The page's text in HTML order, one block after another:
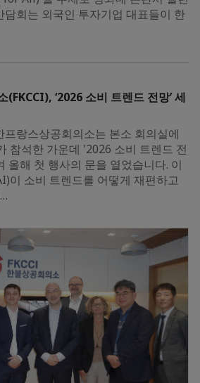
담회는 외국인 투자기업 대표들이 한
‘2026 소비 트렌드 전망’ 세
랑스상공회의소는 본소 회의실에
참석한 가운데 '2026 소비 트렌드 전
올해 첫 행사의 문을 열었습니다. 이
이 소비 트렌드를 어떻게 재편하고